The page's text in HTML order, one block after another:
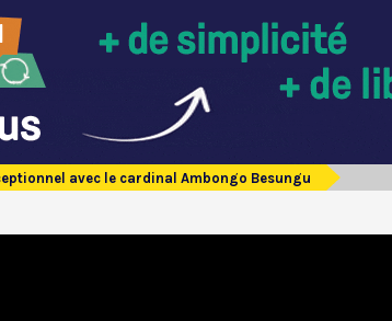
avec le cardinal Ambongo Besungu